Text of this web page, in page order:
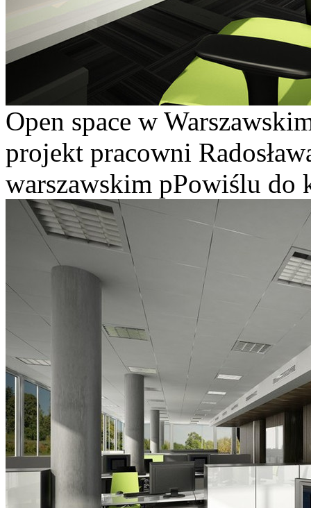
Open space w
projekt pracowni
warszawskim pPowiślu do